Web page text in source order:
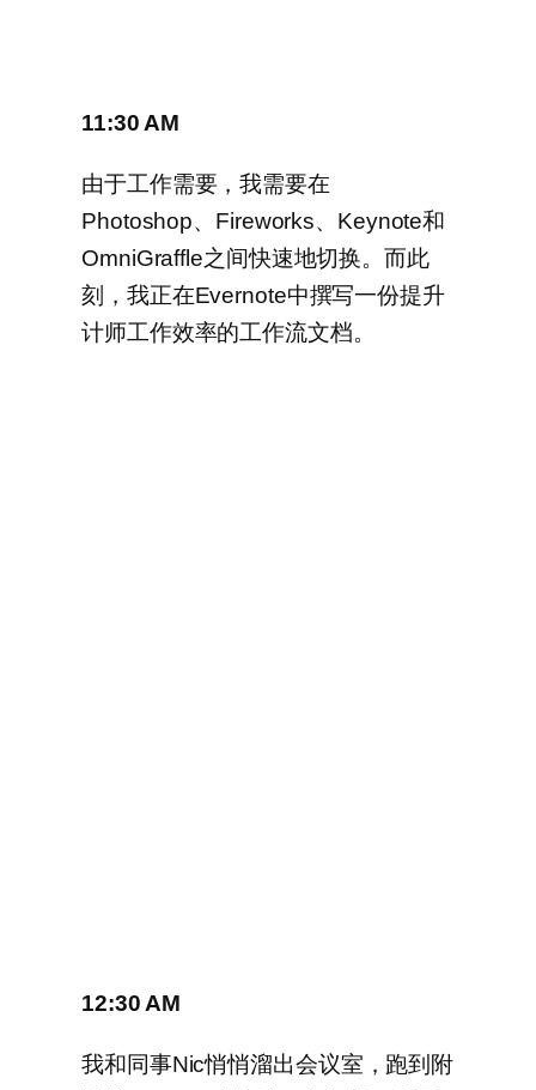
11:30 AM
由于工作需要，我需要在
Photoshop、Fireworks、Keynote和
OmniGraffle之间快速地切换。而此
刻，我正在Evernote中撰写一份提升
计师工作效率的工作流文档。
12:30 AM
我和同事Nic悄悄溜出会议室，跑到附